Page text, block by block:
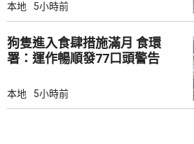
本地 5小時前
狗隻進入食肆措施滿月 食環
署：運作暢順發77口頭警告
本地 5小時前